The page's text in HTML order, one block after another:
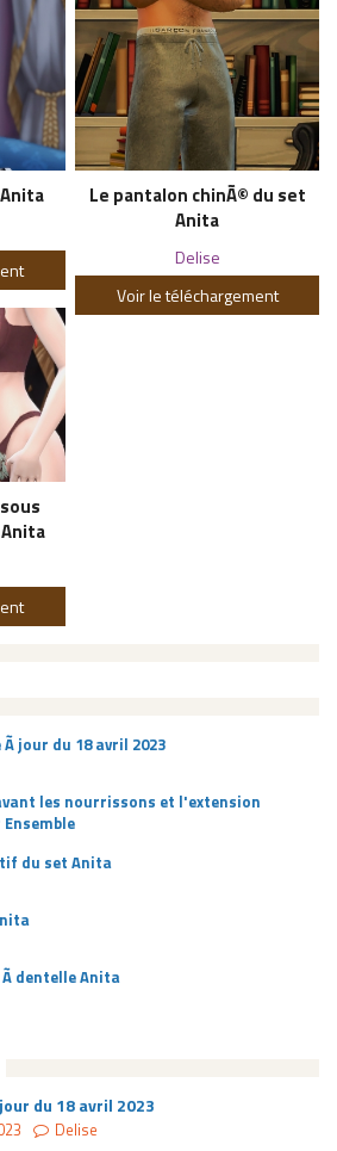
Le pantalon chinÃ© du set
Anita
Delise
Voir le téléchargement
Ã jour du 18 avril 2023
les nourrissons et l'extension
du set Anita
Ã dentelle Anita
du 18 avril 2023
Delise